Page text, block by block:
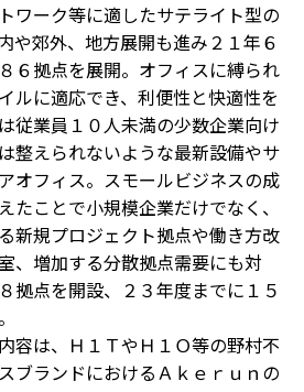
ワーク等に適したサテライト型の
や郊外、地方展開も進み２１年６
６拠点を展開。オフィスに縛られ
ルに適応でき、利便性と快適性を
従業員１０人未満の少数企業向け
整えられないような最新設備やサ
オフィス。スモールビジネスの成
たことで小規模企業だけでなく、
新規プロジェクト拠点や働き方改
、増加する分散拠点需要にも対
拠点を開設、２３年度までに１５
容は、Ｈ１ＴやＨ１Ｏ等の野村不
ブランドにおけるＡｋｅｒｕｎの